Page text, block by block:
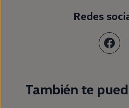
Redes
También te